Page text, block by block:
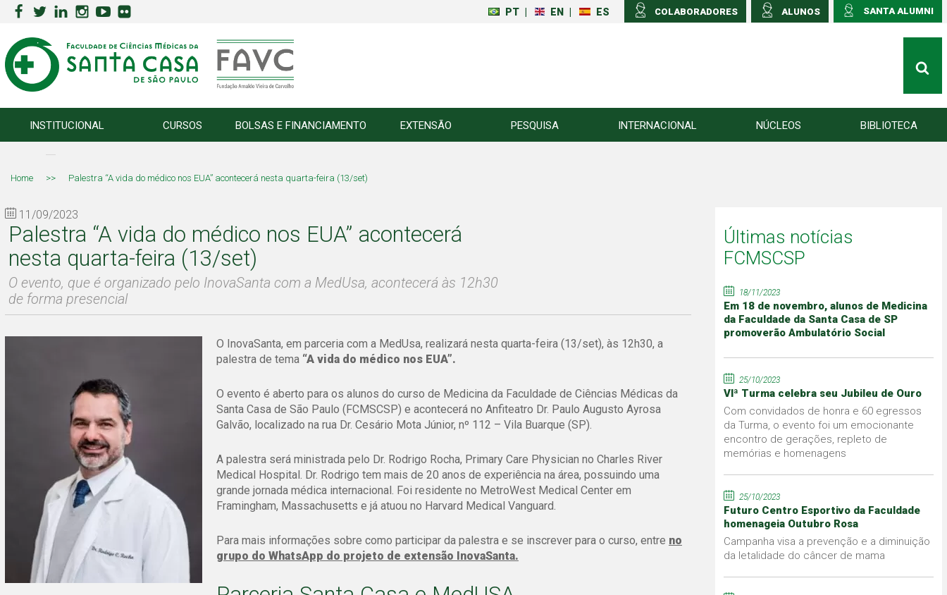
SANTA ALUMNI
ALUNOS
COLABORADORES
PT EN ES
INSTITUCIONAL CURSOS BOLSAS E FINANCIAMENTO EXTENSÃO PESQUISA INTERNACIONAL NÚCLEOS BIBLIOTECA
Home >> Palestra “A vida do médico nos EUA” acontecerá nesta quarta-feira (13/set)
11/09/2023
Palestra “A vida do médico nos EUA” acontecerá
nesta quarta-feira (13/set)
O evento, que é organizado pelo InovaSanta com a MedUsa, acontecerá às 12h30
de forma presencial
O InovaSanta, em parceria com a MedUsa, realizará nesta quarta-feira (13/set), às 12h30, a
palestra de tema “A vida do médico nos EUA”.
O evento é aberto para os alunos do curso de Medicina da Faculdade de Ciências Médicas da
Santa Casa de São Paulo (FCMSCSP) e acontecerá no Anfiteatro Dr. Paulo Augusto Ayrosa
Galvão, localizado na rua Dr. Cesário Mota Júnior, nº 112 – Vila Buarque (SP).
A palestra será ministrada pelo Dr. Rodrigo Rocha, Primary Care Physician no Charles River
Medical Hospital. Dr. Rodrigo tem mais de 20 anos de experiência na área, possuindo uma
grande jornada médica internacional. Foi residente no MetroWest Medical Center em
Framingham, Massachusetts e já atuou no Harvard Medical Vanguard.
Para mais informações sobre como participar da palestra e se inscrever para o curso, entre no
grupo do WhatsApp do projeto de extensão InovaSanta.
Últimas notícias
FCMSCSP
18/11/2023
Em 18 de novembro, alunos de Medicina
da Faculdade da Santa Casa de SP
promoverão Ambulatório Social
25/10/2023
VIª Turma celebra seu Jubileu de Ouro
Com convidados de honra e 60 egressos
da Turma, o evento foi um emocionante
encontro de gerações, repleto de
memórias e homenagens
25/10/2023
Futuro Centro Esportivo da Faculdade
homenageia Outubro Rosa
Campanha visa a prevenção e a diminuição
da letalidade do câncer de mama